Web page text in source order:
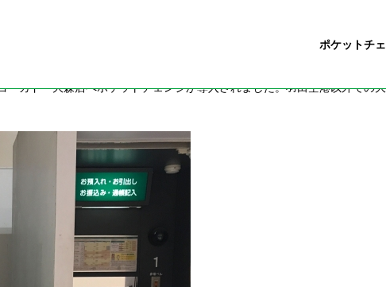
ポケットチ
カドー大森店へポケットチェンジが導入されました。羽田空港以外での